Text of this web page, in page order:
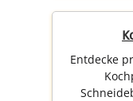
Entdecke